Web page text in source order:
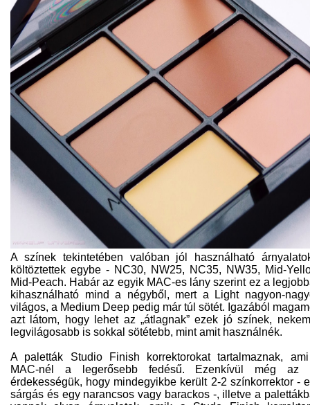
A színek tekintetében valóban jól használható
költöztettek egybe - NC30, NW25, NC35, NW35, Mid-
Mid-Peach. Habár az egyik MAC-es lány szerint ez a
kihasználható mind a négyből, mert a Light nagyon-
világos, a Medium Deep pedig már túl sötét. Igazából
azt látom, hogy lehet az „átlagnak” ezek jó színek,
legvilágosabb is sokkal sötétebb, mint amit használnék.
A paletták Studio Finish korrektorokat tartalmaznak,
MAC-nél a legerősebb fedésű. Ezenkívül még az
érdekességük, hogy mindegyikbe került 2-2 színkorrektor -
sárgás és egy narancsos vagy barackos -, illetve a